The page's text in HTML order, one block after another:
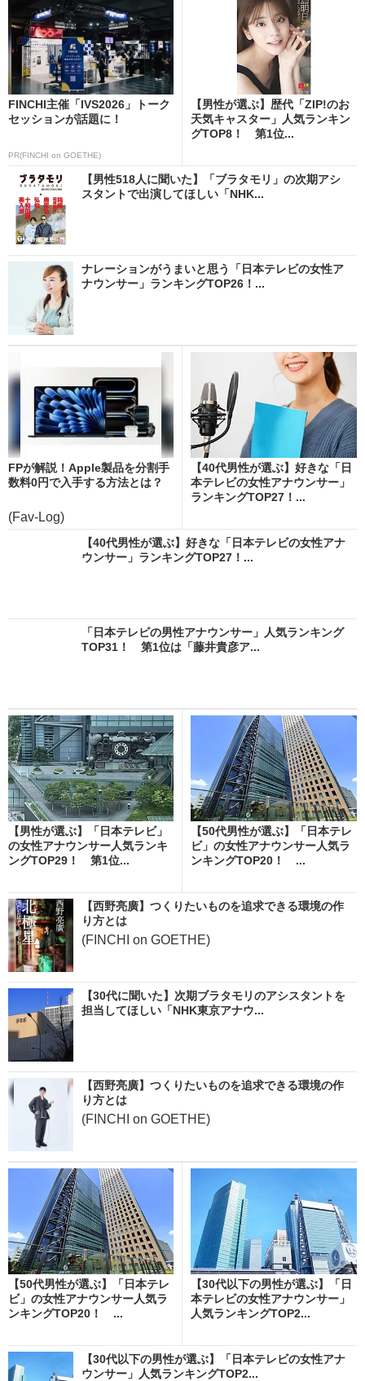
FINCHI主催「IVS2026」トーク
セッションが話題に！
PR(FINCHI on GOETHE)
【男性が選ぶ】歴代「ZIP!のお
天気キャスター」人気ランキン
グTOP8！ 第1位...
【男性518人に聞いた】「ブラタモリ」の次期アシ
スタントで出演してほしい「NHK...
ナレーションがうまいと思う「日本テレビの女性ア
ナウンサー」ランキングTOP26！...
FPが解説！Apple製品を分割手
数料0円で入手する方法とは？
(Fav-Log)
【40代男性が選ぶ】好きな「日
本テレビの女性アナウンサー」
ランキングTOP27！...
【40代男性が選ぶ】好きな「日本テレビの女性アナ
ウンサー」ランキングTOP27！...
「日本テレビの男性アナウンサー」人気ランキング
TOP31！ 第1位は「藤井貴彦ア...
【男性が選ぶ】「日本テレビ」
の女性アナウンサー人気ランキ
ングTOP29！ 第1位...
【50代男性が選ぶ】「日本テレ
ビ」の女性アナウンサー人気ラ
ンキングTOP20！ ...
【西野亮廣】つくりたいものを追求できる環境の作
り方とは
(FINCHI on GOETHE)
【30代に聞いた】次期ブラタモリのアシスタントを
担当してほしい「NHK東京アナウ...
【西野亮廣】つくりたいものを追求できる環境の作
り方とは
(FINCHI on GOETHE)
【50代男性が選ぶ】「日本テレ
ビ」の女性アナウンサー人気ラ
ンキングTOP20！ ...
【30代以下の男性が選ぶ】「日
本テレビの女性アナウンサー」
人気ランキングTOP2...
【30代以下の男性が選ぶ】「日本テレビの女性アナ
ウンサー」人気ランキングTOP2...